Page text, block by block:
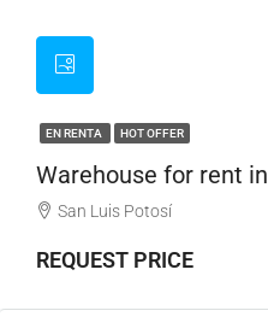
EN RENTA HOT OFFER
Warehouse for rent
San Luis Potosí
REQUEST PRICE